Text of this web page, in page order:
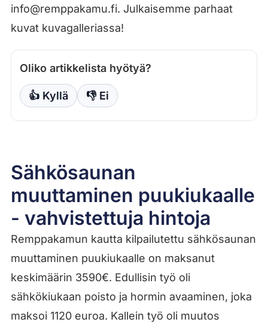
info@remppakamu.fi. Julkaisemme parhaat
kuvat kuvagalleriassa!
Oliko artikkelista hyötyä?
👍 Kyllä 👎 Ei
Sähkösaunan
muuttaminen puukiukaalle
- vahvistettuja hintoja
Remppakamun kautta kilpailutettu sähkösaunan
muuttaminen puukiukaalle on maksanut
keskimäärin 3590€. Edullisin työ oli
sähkökiukaan poisto ja hormin avaaminen, joka
maksoi 1120 euroa. Kallein työ oli muutos